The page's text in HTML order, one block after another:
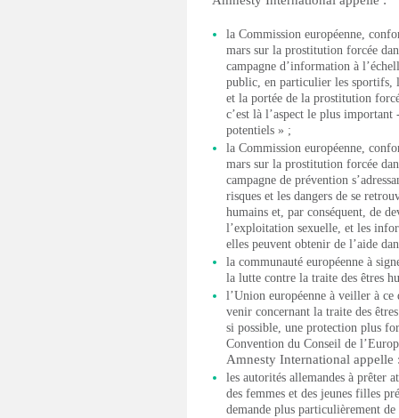
la Commission européenne,
mars sur la prostitution forcée
campagne d’information à
public, en particulier les sportifs,
et la portée de la prostitution
c’est là l’aspect le plus
potentiels » ;
la Commission européenne,
mars sur la prostitution forcée
campagne de prévention
risques et les dangers de se
humains et, par conséquent, de
l’exploitation sexuelle, et les
elles peuvent obtenir de l’aide
la communauté européenne à
la lutte contre la traite des êtres
l’Union européenne à veiller à ce
venir concernant la traite des
si possible, une protection plus
Convention du Conseil de
Amnesty International appelle
les autorités allemandes à prêter
des femmes et des jeunes filles
demande plus particulièrement